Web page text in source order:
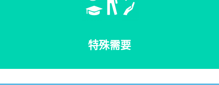
特殊需要